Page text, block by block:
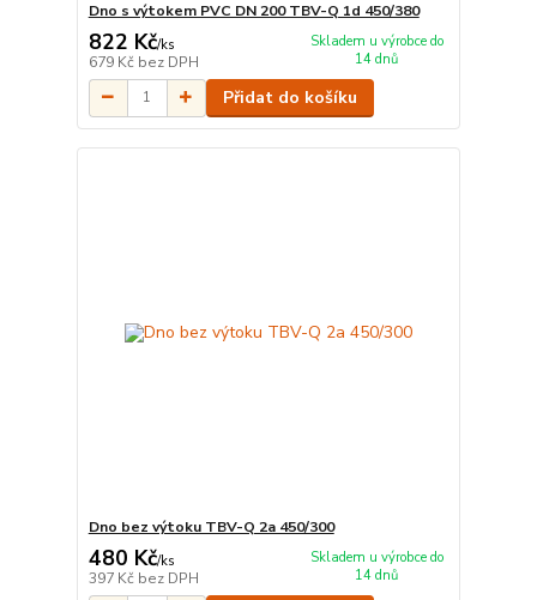
Dno s výtokem PVC DN 200 TBV-Q 1d 450/380
822 Kč/ks
679 Kč bez DPH
Skladem u výrobce do
14 dnů
Přidat do košíku
Dno bez výtoku TBV-Q 2a 450/300
480 Kč/ks
397 Kč bez DPH
Skladem u výrobce do
14 dnů